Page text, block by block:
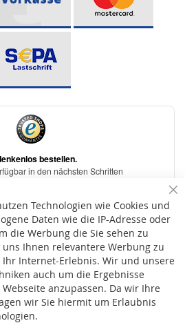
wird ein Inselzuschlag von 15,00 € auf die
AGB
Widerruf
Technologien wie Cookies und
Daten wie die IP-Adresse oder
die Werbung die Sie sehen zu
Ihnen relevantere Werbung zu
Internet-Erlebnis. Wir und unsere
auch um die Ergebnisse
anzupassen. Da wir Ihre
wir Sie hiermit um Erlaubnis